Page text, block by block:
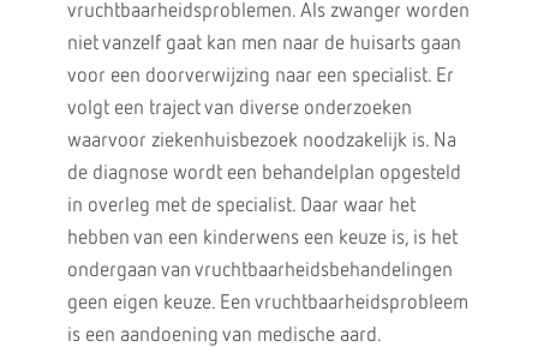
vruchtbaarheidsproblemen. Als zwanger worden
niet vanzelf gaat kan men naar de huisarts gaan
voor een doorverwijzing naar een specialist. Er
volgt een traject van diverse onderzoeken
waarvoor ziekenhuisbezoek noodzakelijk is. Na
de diagnose wordt een behandelplan opgesteld
in overleg met de specialist. Daar waar het
hebben van een kinderwens een keuze is, is het
ondergaan van vruchtbaarheidsbehandelingen
geen eigen keuze. Een vruchtbaarheidsprobleem
is een aandoening van medische aard.